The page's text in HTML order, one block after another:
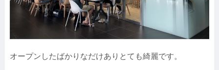
オープンしたばかりなだけありとても綺麗です。